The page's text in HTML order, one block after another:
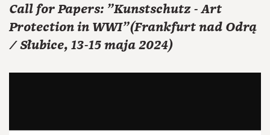
JĘZYK: PL
Call for Papers: "Kunstschutz - Art
Protection in WWI"(Frankfurt nad Odrą
/ Słubice, 13-15 maja 2024)